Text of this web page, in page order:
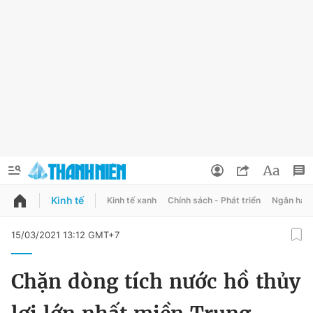
QUẢNG CÁO
Chuyên mục
Đổi mật khẩu
Kinh tế Kinh tế xanh Chính sách - Phát triển Ngân
15/03/2021 13:12 GMT+7
Chặn dòng tích nước hồ thủy